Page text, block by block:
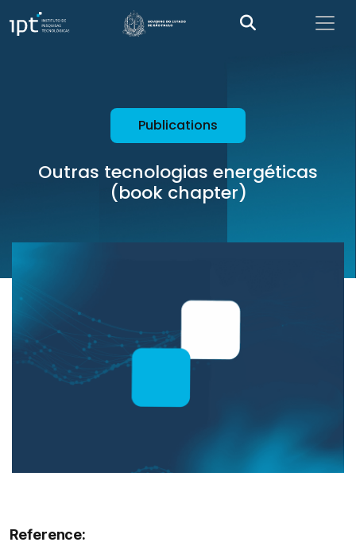
Publications
Outras tecnologias energéticas
(book chapter)
Reference: